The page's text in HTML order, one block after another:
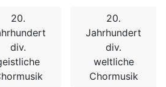
20.
div.
20.
Jahrhundert
div.
weltliche
Chormusik